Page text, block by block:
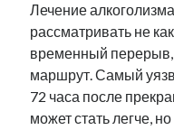
Лечение
рассматривать не
временный перерыв,
маршрут. Самый
72 часа после
может стать легче,